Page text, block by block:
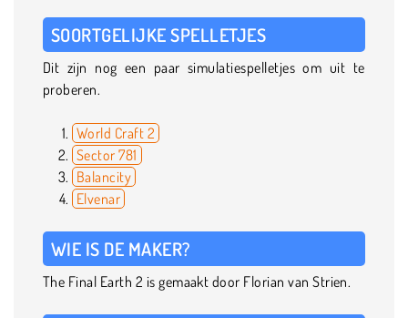
SOORTGELIJKE SPELLETJES
Dit zijn nog een paar simulatiespelletjes om uit te
proberen.
World Craft 2
Sector 781
Balancity
Elvenar
WIE IS DE MAKER?
The Final Earth 2 is gemaakt door Florian van Strien.